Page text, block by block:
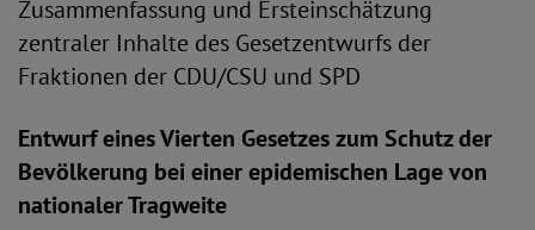
Zusammenfassung und Ersteinschätzung
zentraler Inhalte des Gesetzentwurfs der
Fraktionen der CDU/CSU und SPD
Entwurf eines Vierten Gesetzes zum Schutz der
Bevölkerung bei einer epidemischen Lage von
nationaler Tragweite